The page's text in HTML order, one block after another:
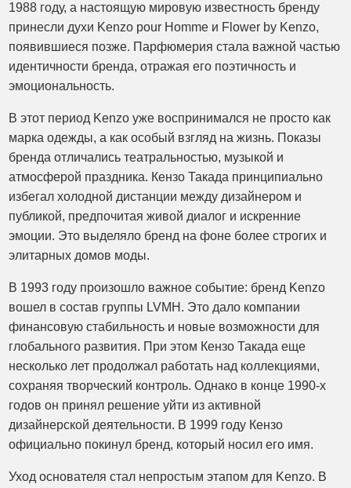
1988 году, а настоящую мировую известность бренду
принесли духи Kenzo pour Homme и Flower by Kenzo,
появившиеся позже. Парфюмерия стала важной частью
идентичности бренда, отражая его поэтичность и
эмоциональность.
В этот период Kenzo уже воспринимался не просто как
марка одежды, а как особый взгляд на жизнь. Показы
бренда отличались театральностью, музыкой и
атмосферой праздника. Кензо Такада принципиально
избегал холодной дистанции между дизайнером и
публикой, предпочитая живой диалог и искренние
эмоции. Это выделяло бренд на фоне более строгих и
элитарных домов моды.
В 1993 году произошло важное событие: бренд Kenzo
вошел в состав группы LVMH. Это дало компании
финансовую стабильность и новые возможности для
глобального развития. При этом Кензо Такада еще
несколько лет продолжал работать над коллекциями,
сохраняя творческий контроль. Однако в конце 1990-х
годов он принял решение уйти из активной
дизайнерской деятельности. В 1999 году Кензо
официально покинул бренд, который носил его имя.
Уход основателя стал непростым этапом для Kenzo. В